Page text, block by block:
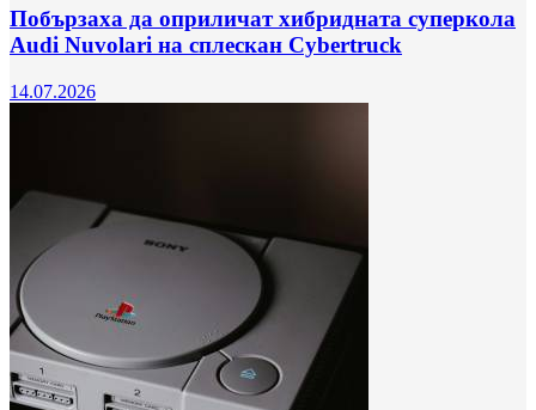
Побързаха да оприличат хибридната суперкола
Audi Nuvolari на сплескан Cybertruck
14.07.2026